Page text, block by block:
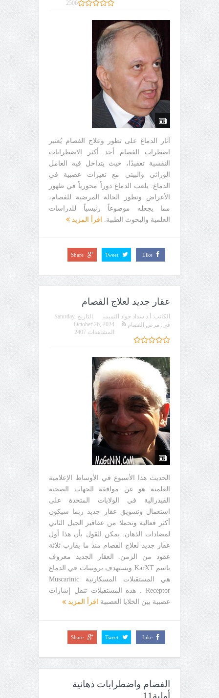
2506
آثار الدماغ على تطور وعلاج الفصام يُعتبر
اضطراب الفصام أحد أكثر الاضطرابات
النفسية تعقيدًا، حيث يتداخل فيه العامل
الوراثي والبيئي مع تغيرات عصبية في
الدماغ. يلعب الدماغ دوراً محورياً في ظهور
الأعراض وتطور الحالة المرضية للفصام،
مما يجعله موضوعاً رئيسياً للدراسات
العلمية والبحوث الطبية.
اقرأ المزيد
Like
Tweet
Share
عقار جديد لعلاج الفصام
الكاتب: أ.د سداد جواد التميمي التاريخ Saturday,
October 26, 2024
في: مرض الفصام
المشاهدات 2407
الحديث هذا الأسبوع في الأوساط الإعلامية
العلمية هو عن موافقة الجهات الصحية
الفيدرالية في الولايات المتحدة على
استعمال وتسويق عقار جديد ربما سيكون
أكثر فعالية وتحملا من عقاقير الجيل الثاني
لمضادات الذهان. يمكن القول بأن هذا أول
عقار جديد لعلاج الفصام منذ ما يقارب ثلاثة
عقود من الزمن. العقار الجديد معروف
باسم KarXT ويستهدف بروتينات في الدماغ
هي المستقبلات المسكارنية Muscarinic
Receptor . هذه المستقبلات تنقل إشارات
عصبية بين الخلايا العصبية
اقرأ المزيد
Like
Tweet
Share
الفصام واضطرابات ذهانية
أولية11